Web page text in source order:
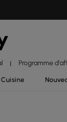
| Programme
Cuisine